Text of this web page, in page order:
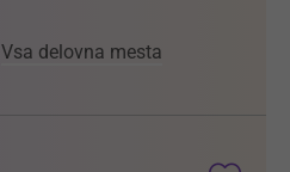
Vsa delovna mesta